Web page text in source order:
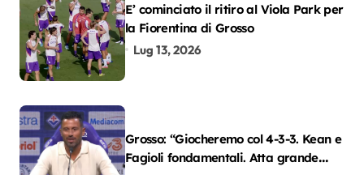
E’ cominciato il ritiro al Viola Park per
la Fiorentina di Grosso
Lug 13, 2026
Grosso: “Giocheremo col 4-3-3. Kean e
Fagioli fondamentali. Atta grande